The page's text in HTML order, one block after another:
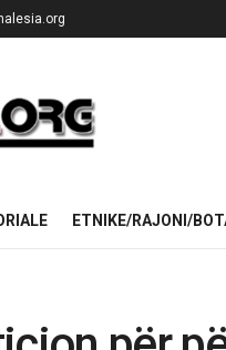
ETNIKE/RAJONI/